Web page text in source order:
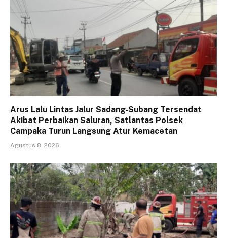
Arus Lalu Lintas Jalur Sadang-Subang Tersendat
Akibat Perbaikan Saluran, Satlantas Polsek
Campaka Turun Langsung Atur Kemacetan
Agustus 8, 2026